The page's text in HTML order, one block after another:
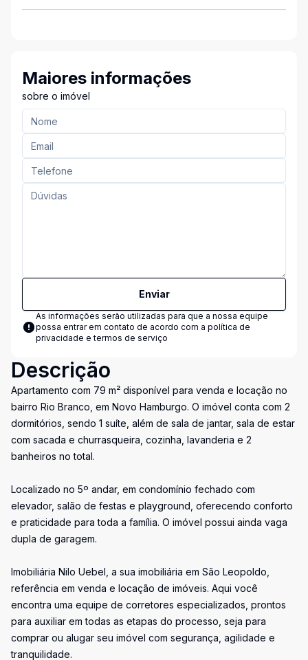
Maiores informações
sobre o imóvel
Enviar
As informações serão utilizadas para que a nossa equipe
possa entrar em contato de acordo com a política de
privacidade e termos de serviço
Descrição
Apartamento com 79 m² disponível para venda e locação no
bairro Rio Branco, em Novo Hamburgo. O imóvel conta com 2
dormitórios, sendo 1 suíte, além de sala de jantar, sala de estar
com sacada e churrasqueira, cozinha, lavanderia e 2
banheiros no total.
Localizado no 5º andar, em condomínio fechado com
elevador, salão de festas e playground, oferecendo conforto
e praticidade para toda a família. O imóvel possui ainda vaga
dupla de garagem.
Imobiliária Nilo Uebel, a sua imobiliária em São Leopoldo,
referência em venda e locação de imóveis. Aqui você
encontra uma equipe de corretores especializados, prontos
para auxiliar em todas as etapas do processo, seja para
comprar ou alugar seu imóvel com segurança, agilidade e
tranquilidade.